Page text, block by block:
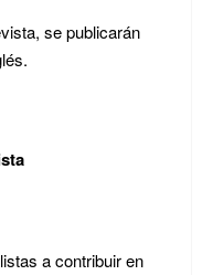
se publicarán
a contribuir en